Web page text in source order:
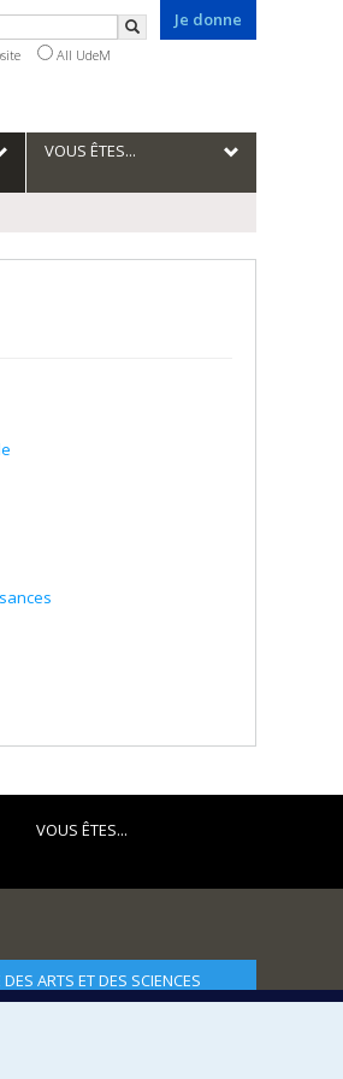
Je donne
Search
All UdeM
VOUS ÊTES...
VOUS ÊTES...
DES ARTS ET DES SCIENCES